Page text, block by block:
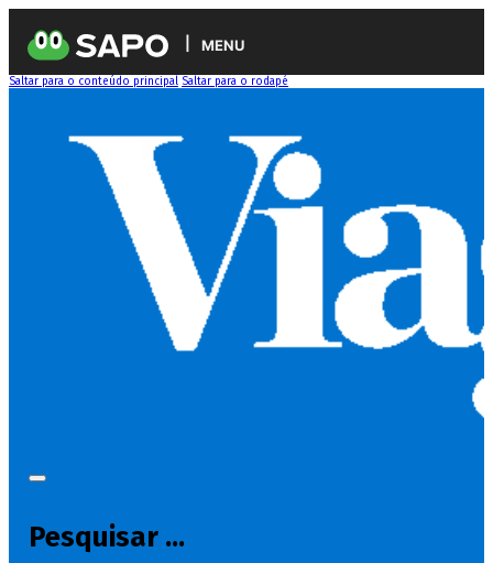
MENU
Saltar para o conteúdo principal Saltar para o rodapé
Pesquisar ...